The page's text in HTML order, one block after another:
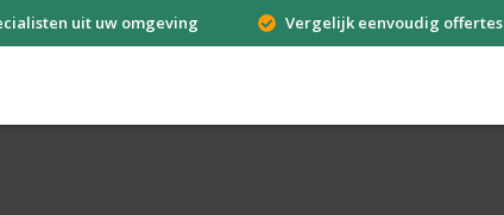
uit uw omgeving Vergelijk eenvoudig offertes